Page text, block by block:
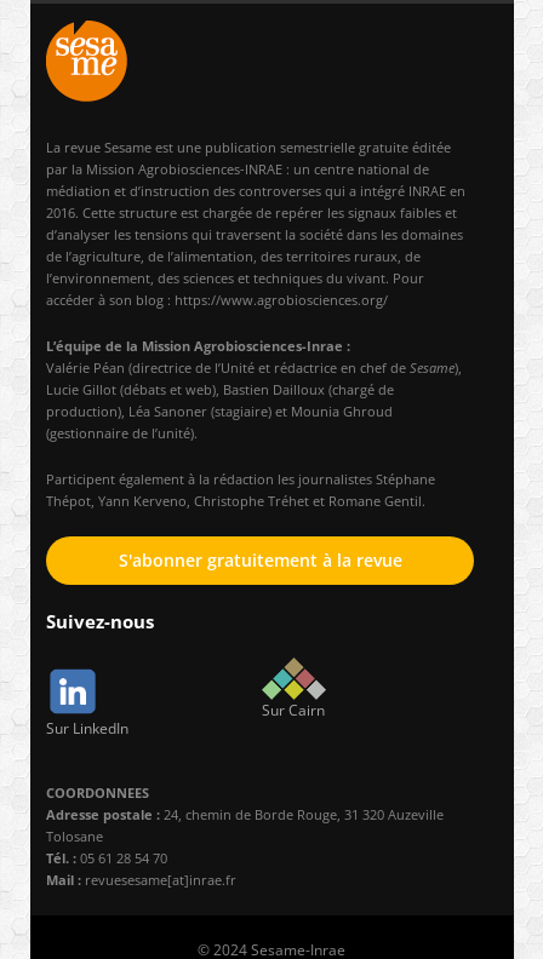
La revue Sesame est une publication semestrielle gratuite éditée
par la Mission Agrobiosciences-INRAE : un centre national de
médiation et d’instruction des controverses qui a intégré INRAE en
2016. Cette structure est chargée de repérer les signaux faibles et
d’analyser les tensions qui traversent la société dans les domaines
de l’agriculture, de l’alimentation, des territoires ruraux, de
l’environnement, des sciences et techniques du vivant. Pour
accéder à son blog : https://www.agrobiosciences.org/
L’équipe de la Mission Agrobiosciences-Inrae :
Valérie Péan (directrice de l’Unité et rédactrice en chef de Sesame),
Lucie Gillot (débats et web), Bastien Dailloux (chargé de
production), Léa Sanoner (stagiaire) et Mounia Ghroud
(gestionnaire de l’unité).
Participent également à la rédaction les journalistes Stéphane
Thépot, Yann Kerveno, Christophe Tréhet et Romane Gentil.
S'abonner gratuitement à la revue
Suivez-nous
Sur LinkedIn
Sur Cairn
COORDONNEES
Adresse postale : 24, chemin de Borde Rouge, 31 320 Auzeville
Tolosane
Tél. : 05 61 28 54 70
Mail : revuesesame[at]inrae.fr
© 2024 Sesame-Inrae